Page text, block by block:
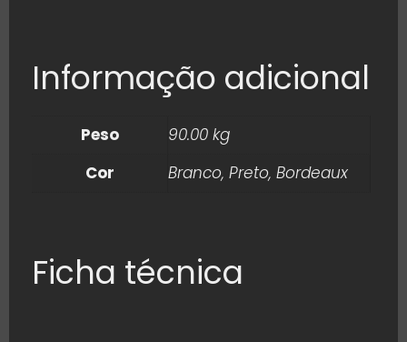
Informação adicional
Peso
90.00 kg
Cor
Branco, Preto, Bordeaux
Ficha técnica